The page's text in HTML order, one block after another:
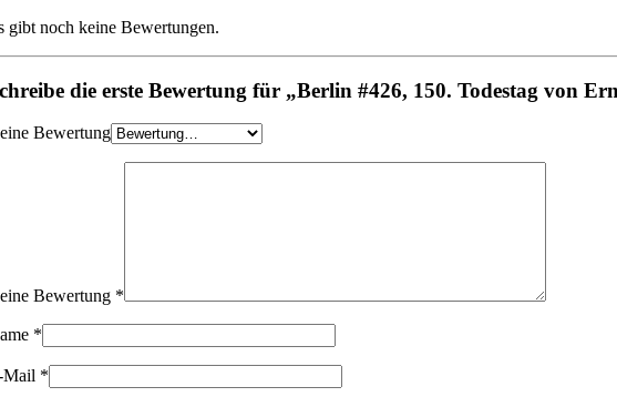
gibt noch keine Bewertungen.
die erste Bewertung für „Berlin #426, 150. Todestag von
Bewertung
Bewertung *
*
Mail *